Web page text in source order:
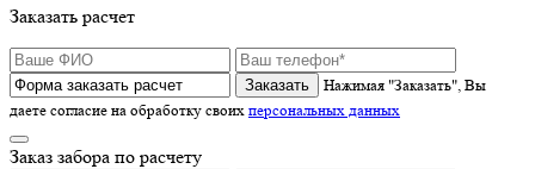
Заказать расчет
Нажимая "Заказать", Вы
даете согласие на обработку своих персональных данных
Заказ забора по расчету